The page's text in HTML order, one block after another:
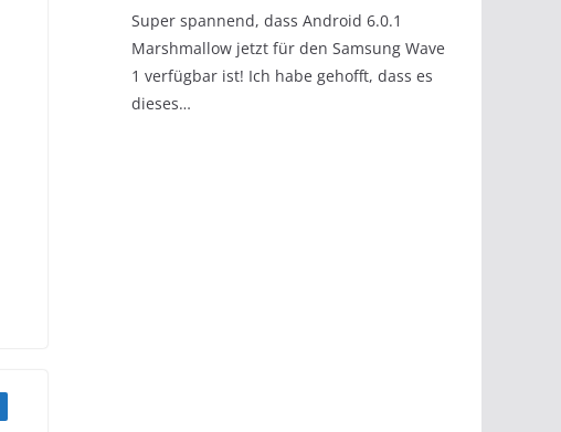
Super spannend, dass Android 6.0.1
Marshmallow jetzt für den Samsung Wave
1 verfügbar ist! Ich habe gehofft, dass es
dieses…